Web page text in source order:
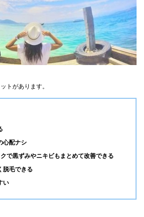
トがあります。
心配ナシ
で黒ずみやニキビもまとめて改善できる
脱毛できる
い